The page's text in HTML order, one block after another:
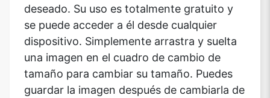
deseado. Su uso es totalmente gratuito y
se puede acceder a él desde cualquier
dispositivo. Simplemente arrastra y suelta
una imagen en el cuadro de cambio de
tamaño para cambiar su tamaño. Puedes
guardar la imagen después de cambiarla de